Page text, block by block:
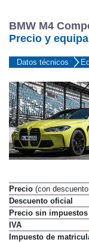
BMW M4
Precio y
Datos técnicos
Precio (con
Descuento oficial
Precio sin impuestos
IVA
Impuesto de